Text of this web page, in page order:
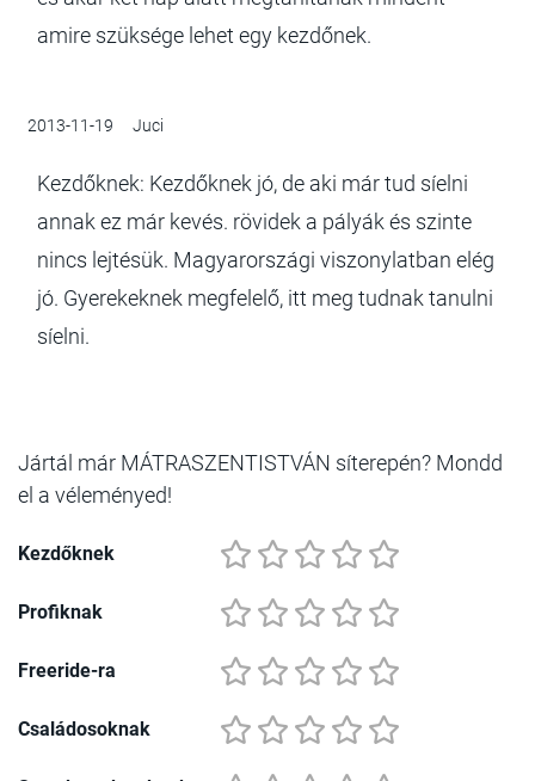
amire szüksége lehet egy kezdőnek.
2013-11-19 Juci
Kezdőknek: Kezdőknek jó, de aki már tud síelni
annak ez már kevés. rövidek a pályák és szinte
nincs lejtésük. Magyarországi viszonylatban elég
jó. Gyerekeknek megfelelő, itt meg tudnak tanulni
síelni.
Jártál már MÁTRASZENTISTVÁN síterepén? Mondd
el a véleményed!
Kezdőknek
Profiknak
Freeride-ra
Családosoknak